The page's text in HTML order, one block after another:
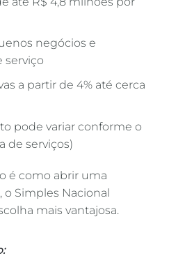
negócios e
serviço
a partir de 4% até cerca
pode variar conforme o
de serviços)
é como abrir uma
Simples Nacional
mais vantajosa.